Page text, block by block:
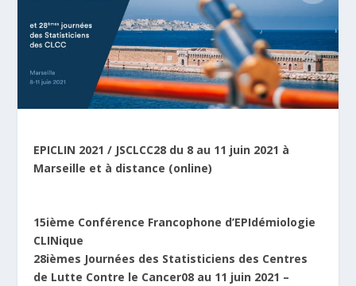
EPICLIN 2021 / JSCLCC28 du 8 au 11 juin 2021 à
Marseille et à distance (online)
15ième Conférence Francophone d’EPIdémiologie
CLINique
28ièmes Journées des Statisticiens des Centres
de Lutte Contre le Cancer08 au 11 juin 2021 –